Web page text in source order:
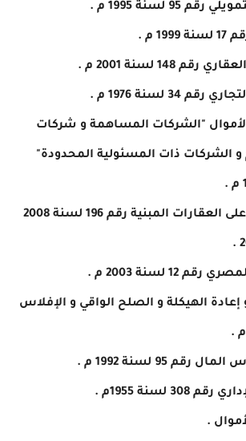
"الشركات المساهمة و شركات
الشركات ذات المسئولية المحدودة"
8- قانون الضريبة على العقارات المبنية رقم 196 لسنة 2008
إعادة الهيكلة و الصلح الواقي و الإفلاس